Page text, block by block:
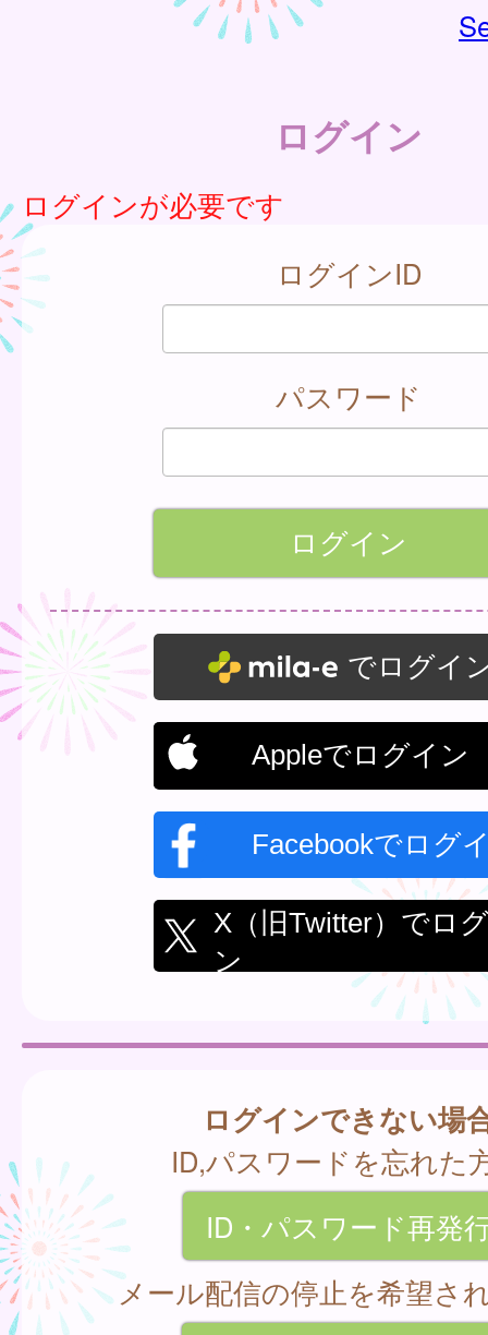
ログイン
ログインが必要です
ログインID
パスワード
でログイ
Appleでログイン
Facebookでログ
X（旧Twitter）でロ
ン
ログインできない場
ID,パスワードを忘れた
ID・パスワード再発
メール配信の停止を希望さ